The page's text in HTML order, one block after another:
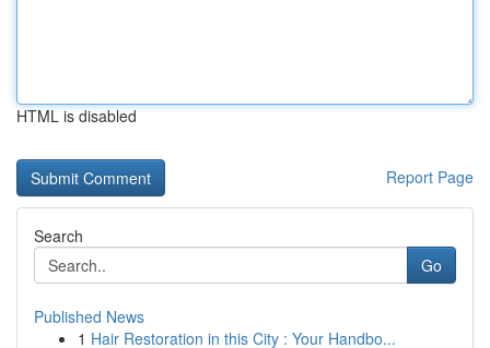
HTML is disabled
Report Page
Search
Go
Published News
1 Hair Restoration in this City : Your Handbo...